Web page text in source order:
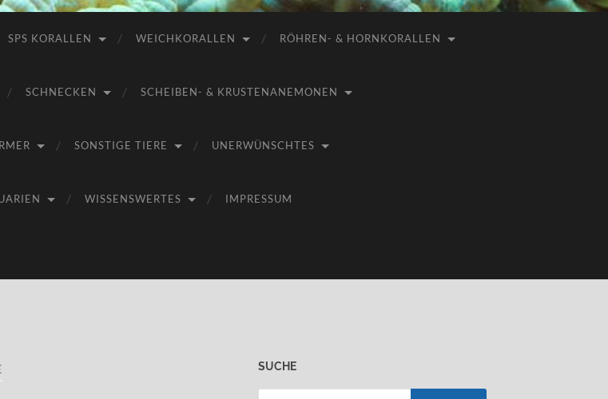
SPS KORALLEN WEICHKORALLEN RÖHREN- & HORNKORALLEN
SCHNECKEN SCHEIBEN- & KRUSTENANEMONEN
SONSTIGE TIERE UNERWÜNSCHTES
WISSENSWERTES IMPRESSUM
SUCHE